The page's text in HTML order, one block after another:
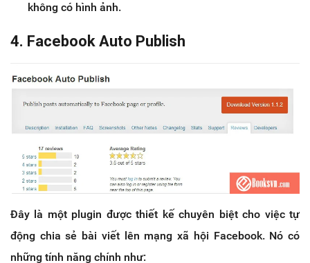
không có hình ảnh.
4. Facebook Auto Publish
Đây là một plugin được thiết kế chuyên biệt cho việc tự
động chia sẻ bài viết lên mạng xã hội Facebook. Nó có
những tính năng chính như: